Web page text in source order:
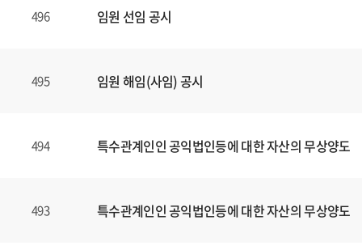
496 임원 선임 공시
495 임원 해임(사임) 공시
494 특수관계인인 공익법인등에 대한 자산의 무상양도
493 특수관계인인 공익법인등에 대한 자산의 무상양도